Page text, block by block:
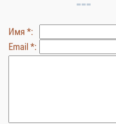
Имя *:
Email *: